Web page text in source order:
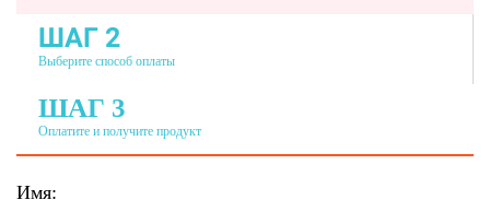
ШАГ 2
Выберите способ оплаты
ШАГ 3
Оплатите и получите продукт
Имя: